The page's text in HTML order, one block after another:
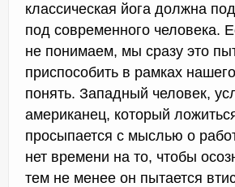
классическая йога должна
под современного человека.
не понимаем, мы сразу это
приспособить в рамках
понять. Западный человек,
американец, который
просыпается с мыслью о
нет времени на то, чтобы
тем не менее он пытается